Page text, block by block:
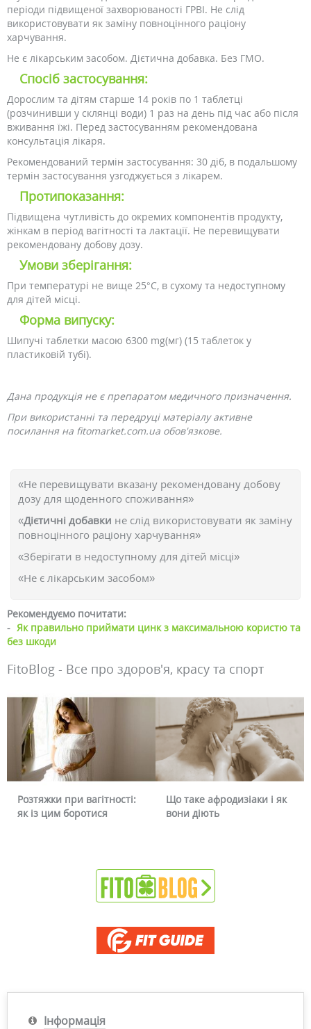
періоди підвищеної захворюваності ГРВІ. Не слід
використовувати як заміну повноцінного раціону
харчування.
Не є лікарським засобом. Дієтична добавка. Без ГМО.
Спосіб застосування:
Дорослим та дітям старше 14 років по 1 таблетці
(розчинивши у склянці води) 1 раз на день під час або після
вживання їжі. Перед застосуванням рекомендована
консультація лікаря.
Рекомендований термін застосування: 30 діб, в подальшому
термін застосування узгоджується з лікарем.
Протипоказання:
Підвищена чутливість до окремих компонентів продукту,
жінкам в період вагітності та лактації. Не перевищувати
рекомендовану добову дозу.
Умови зберігання:
При температурі не вище 25°C, в сухому та недоступному
для дітей місці.
Форма випуску:
Шипучі таблетки масою 6300 mg(мг) (15 таблеток у
пластиковій тубі).
Дана продукція не є препаратом медичного призначення.
При використанні та передруці матеріалу активне
посилання на fitomarket.com.ua обов'язкове.
«Не перевищувати вказану рекомендовану добову
дозу для щоденного споживання»
«Дієтичні добавки не слід використовувати як заміну
повноцінного раціону харчування»
«Зберігати в недоступному для дітей місці»
«Не є лікарським засобом»
Рекомендуємо почитати:
- Як правильно приймати цинк з максимальною користю та
без шкоди
FitoBlog - Все про здоров'я, красу та спорт
Розтяжки при вагітності:
як із цим боротися
Що таке афродизіаки і як
вони діють
Інформація